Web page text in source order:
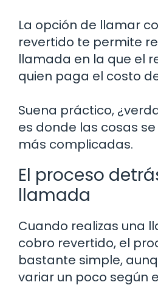
La opción de llamar
revertido te permite
llamada en la que el
quien paga el costo
Suena práctico,
es donde las cosas
más complicadas.
El proceso
llamada
Cuando realizas una
cobro revertido, el
bastante simple,
variar un poco según